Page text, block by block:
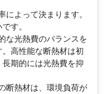
によって決まります。
す。
な光熱費のバランスを
高性能な断熱材は初
期的には光熱費を抑
断熱材は、環境負荷が